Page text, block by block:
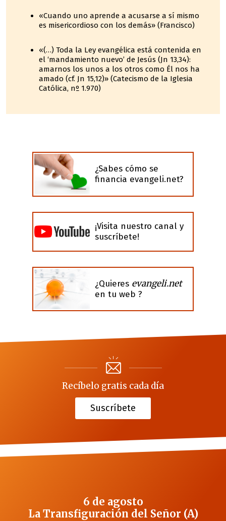
«Cuando uno aprende a acusarse a sí mismo
es misericordioso con los demás» (Francisco)
«(…) Toda la Ley evangélica está contenida en
el ‘mandamiento nuevo’ de Jesús (Jn 13,34):
amarnos los unos a los otros como Él nos ha
amado (cf. Jn 15,12)» (Catecismo de la Iglesia
Católica, nº 1.970)
¿Sabes cómo se
financia evangeli.net?
¡Visita nuestro canal y
suscríbete!
¿Quieres evangeli.net
en tu web ?
Recíbelo gratis cada día
Suscríbete
6 de agosto
La Transfiguración del Señor (A)